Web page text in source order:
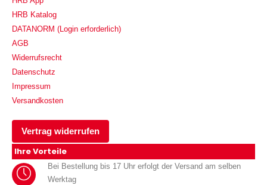
HRB Katalog
DATANORM (Login erforderlich)
AGB
Widerrufsrecht
Datenschutz
Impressum
Versandkosten
Vertrag widerrufen
Ihre Vorteile
Bei Bestellung bis 17 Uhr erfolgt der Versand am selben
Werktag